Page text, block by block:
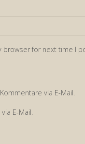
browser for next time I
via E-Mail.
E-Mail.